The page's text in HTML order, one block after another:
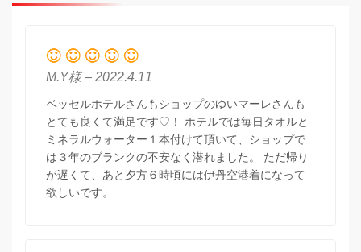
M.Y様 – 2022.4.11
ベッセルホテルさんもショップのゆいマーレさんも
とても良くて満足です♡！ ホテルでは毎日タオルと
ミネラルウォーター１本付けて頂いて、ショップで
は３年のブランクの不安なく潜れました。 ただ帰り
が遅くて、あと夕方６時頃には伊丹空港着になって
欲しいです。